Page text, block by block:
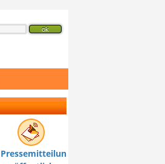
Pressemitteilung